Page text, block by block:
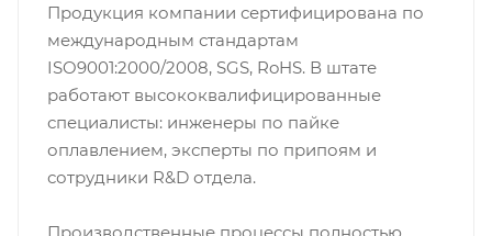
Продукция компании сертифицирована по
международным стандартам
ISO9001:2000/2008, SGS, RoHS. В штате
работают высококвалифицированные
специалисты: инженеры по пайке
оплавлением, эксперты по припоям и
сотрудники R&D отдела.